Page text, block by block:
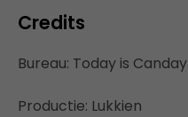
Credits
Bureau: Today is Canday
Productie: Lukkien